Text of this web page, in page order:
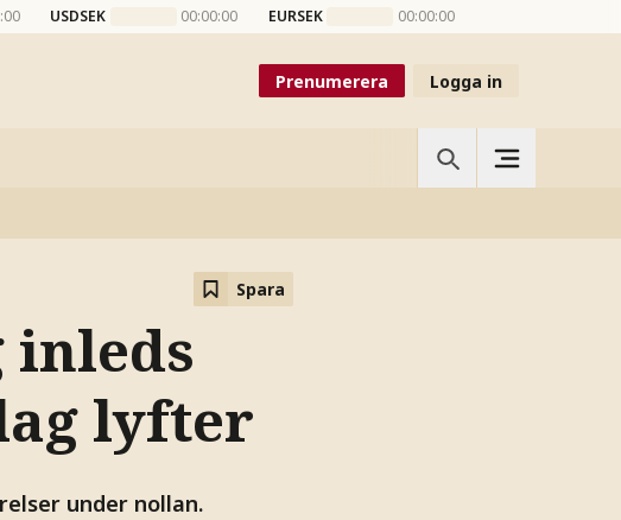
USDSEK 00:00:00 EURSEK 00:00:00
Prenumerera Logga in
Spara
inleds
lyfter
under nollan.